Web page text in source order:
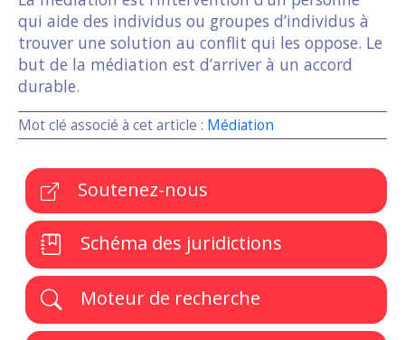
qui aide des individus ou groupes d’individus à
trouver une solution au conflit qui les oppose. Le
but de la médiation est d’arriver à un accord
durable.
Mot clé associé à cet article : Médiation
Soutenez-nous
Schéma des juridictions
Moteur de recherche